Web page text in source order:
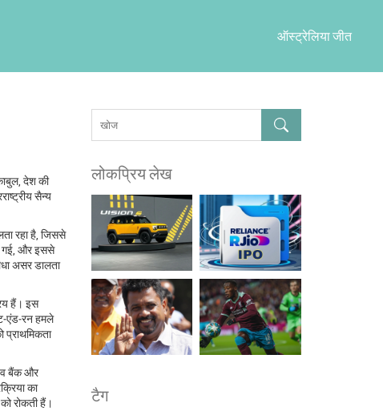
ऑस्ट्रेलिया जीत
, देश की
सैन्य
रहा है, जिससे
गई, और इससे
असर डालता
हैं। इस
हमले
प्राथमिकता
बैंक और
का
रोकती हैं।
लोकप्रिय लेख
टैग